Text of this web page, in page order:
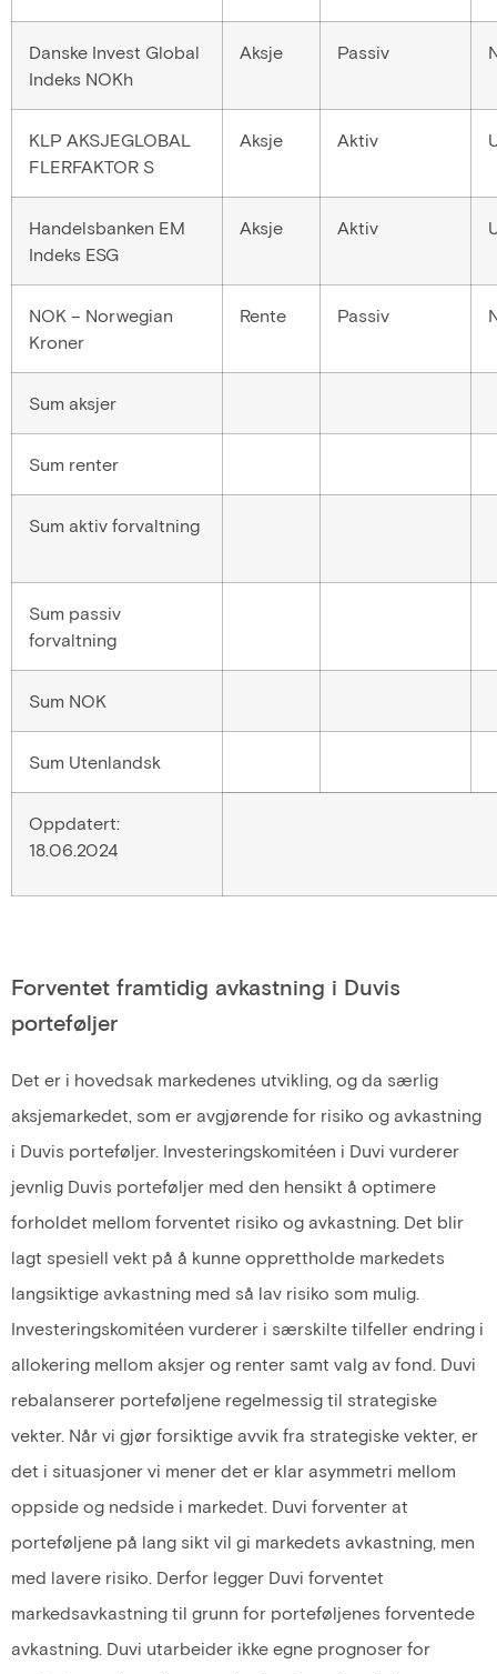
Danske Invest Global
Indeks NOKh
Aksje Passiv
KLP AKSJEGLOBAL
FLERFAKTOR S
Aksje Aktiv
Handelsbanken EM
Indeks ESG
Aksje Aktiv
NOK – Norwegian
Kroner
Rente Passiv
Sum aksjer
Sum renter
Sum aktiv forvaltning
Sum passiv
forvaltning
Sum NOK
Sum Utenlandsk
Oppdatert:
18.06.2024
Forventet framtidig avkastning i Duvis
porteføljer
Det er i hovedsak markedenes utvikling, og da særlig
aksjemarkedet, som er avgjørende for risiko og avkastning
i Duvis porteføljer. Investeringskomitéen i Duvi vurderer
jevnlig Duvis porteføljer med den hensikt å optimere
forholdet mellom forventet risiko og avkastning. Det blir
lagt spesiell vekt på å kunne opprettholde markedets
langsiktige avkastning med så lav risiko som mulig.
Investeringskomitéen vurderer i særskilte tilfeller endring i
allokering mellom aksjer og renter samt valg av fond. Duvi
rebalanserer porteføljene regelmessig til strategiske
vekter. Når vi gjør forsiktige avvik fra strategiske vekter, er
det i situasjoner vi mener det er klar asymmetri mellom
oppside og nedside i markedet. Duvi forventer at
porteføljene på lang sikt vil gi markedets avkastning, men
med lavere risiko. Derfor legger Duvi forventet
markedsavkastning til grunn for porteføljenes forventede
avkastning. Duvi utarbeider ikke egne prognoser for